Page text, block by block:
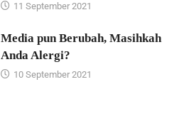
11 September 2021
Media pun Berubah, Masihkah
Anda Alergi?
10 September 2021